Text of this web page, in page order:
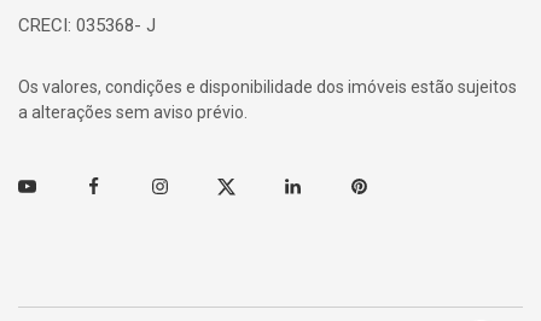
CRECI: 035368- J
Os valores, condições e disponibilidade dos imóveis estão sujeitos
a alterações sem aviso prévio.
Youtube FacebookInstagramTwitter Linkedin Pinterest